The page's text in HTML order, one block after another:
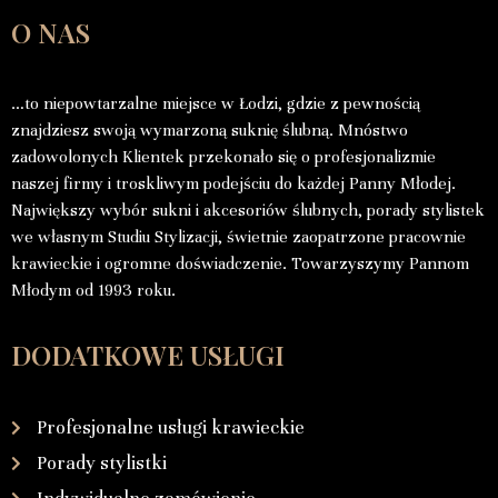
O NAS
…to niepowtarzalne miejsce w Łodzi, gdzie z pewnością
znajdziesz swoją wymarzoną suknię ślubną. Mnóstwo
zadowolonych Klientek przekonało się o profesjonalizmie
naszej firmy i troskliwym podejściu do każdej Panny Młodej.
Największy wybór sukni i akcesoriów ślubnych, porady stylistek
we własnym Studiu Stylizacji, świetnie zaopatrzone pracownie
krawieckie i ogromne doświadczenie. Towarzyszymy Pannom
Młodym od 1993 roku.
DODATKOWE USŁUGI
Profesjonalne usługi krawieckie
Porady stylistki